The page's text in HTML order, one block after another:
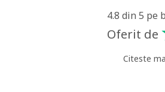
4.8 din 5 pe
Oferit de
Citeste